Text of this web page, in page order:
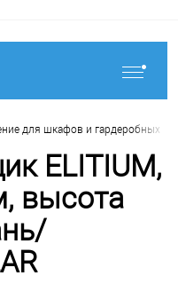
для шкафов и гардеробных
ELITIUM,
высота